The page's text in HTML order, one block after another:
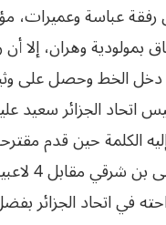
عباسة وعميرات،
بمولودية وهران، إلا
دخل الخط وحصل على
اتحاد الجزائر سعيد
الكلمة حين قدم
النصرية
في اتحاد الجزائر